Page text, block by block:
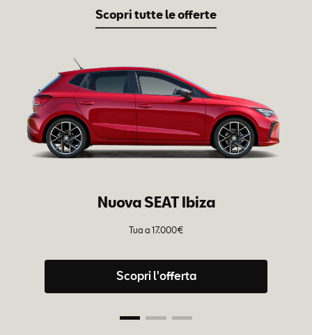
Scopri tutte le offerte
Nuova SEAT Ibiza
Tua a 17.000€
Scopri l'offerta